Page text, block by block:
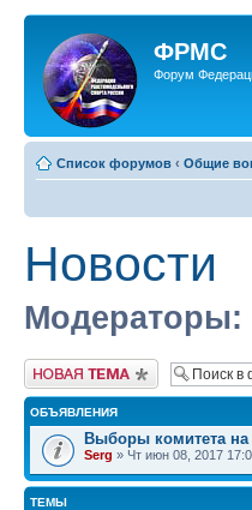
ФРМС
Форум
Список форумов ‹ Общие
Новости
Модераторы:
Новая тема
ОБЪЯВЛЕНИЯ
Выборы комитета на
Serg » Чт июн 08, 2017
ТЕМЫ